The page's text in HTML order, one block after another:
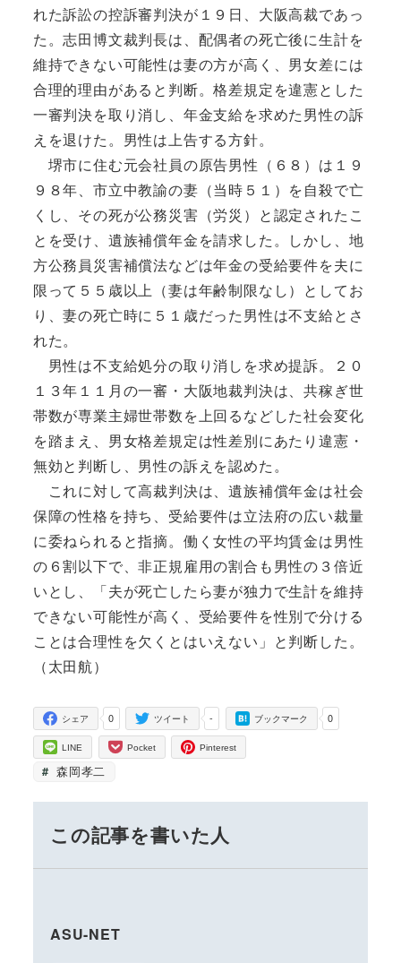
れた訴訟の控訴審判決が１９日、大阪高裁であっ
た。志田博文裁判長は、配偶者の死亡後に生計を
維持できない可能性は妻の方が高く、男女差には
合理的理由があると判断。格差規定を違憲とした
一審判決を取り消し、年金支給を求めた男性の訴
えを退けた。男性は上告する方針。
堺市に住む元会社員の原告男性（６８）は１９
９８年、市立中教諭の妻（当時５１）を自殺で亡
くし、その死が公務災害（労災）と認定されたこ
とを受け、遺族補償年金を請求した。しかし、地
方公務員災害補償法などは年金の受給要件を夫に
限って５５歳以上（妻は年齢制限なし）としてお
り、妻の死亡時に５１歳だった男性は不支給とさ
れた。
男性は不支給処分の取り消しを求め提訴。２０
１３年１１月の一審・大阪地裁判決は、共稼ぎ世
帯数が専業主婦世帯数を上回るなどした社会変化
を踏まえ、男女格差規定は性差別にあたり違憲・
無効と判断し、男性の訴えを認めた。
これに対して高裁判決は、遺族補償年金は社会
保障の性格を持ち、受給要件は立法府の広い裁量
に委ねられると指摘。働く女性の平均賃金は男性
の６割以下で、非正規雇用の割合も男性の３倍近
いとし、「夫が死亡したら妻が独力で生計を維持
できない可能性が高く、受給要件を性別で分ける
ことは合理性を欠くとはいえない」と判断した。
（太田航）
0
シェア -
ツイート 0
ブックマーク
LINE Pocket Pinterest
森岡孝二
この記事を書いた人
ASU-NET